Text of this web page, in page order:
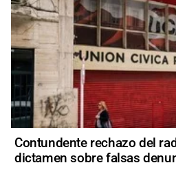
Contundente rechazo del
dictamen sobre falsas